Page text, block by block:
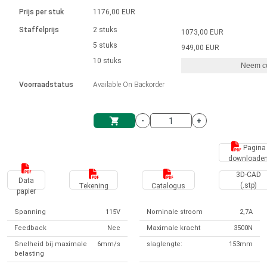
Eenheidssysteem
Solenoïden
driver
Ø 28-42| 1-1400 rpm | <= 290Ncm
Borstelloze DC-motordrivers
Borstel DC-motordrivers DPWM-
Stappenmotor drivers
Synchroon-asynchroon | voor 1-4 aandrijvingen
Besturingskasten
Synchroon-asynchroon | voor 1-4 aandrijvingen
Français (EUR)
Norsk (NOK)
Suomi (EUR)
Svenska (SEK)
Prijs per stuk
Staffelprijs
Voorraadstatus
1176,00 EUR
2 stuks
5 stuks
10 stuks
Available On Backorder
1073,00 EUR
949,00 EUR
Neem
- +
Pagina
Data
papier
Tekening Catalogus
3D-CAD
(.stp)
Spanning 115V Nominale stroom 2,7A
Feedback Nee Maximale kracht 3500N
Snelheid bij maximale
belasting
6mm/s slaglengte: 153mm